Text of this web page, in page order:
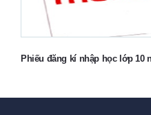
Phiếu đăng kí nhập học lớp 10